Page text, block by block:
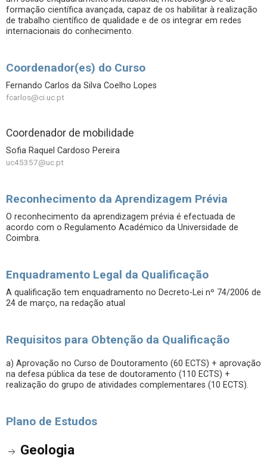
formação científica avançada, capaz de os habilitar à realização
de trabalho científico de qualidade e de os integrar em redes
internacionais do conhecimento.
Coordenador(es) do Curso
Fernando Carlos da Silva Coelho Lopes
fcarlos@ci.uc.pt
Coordenador de mobilidade
Sofia Raquel Cardoso Pereira
uc45357@uc.pt
Reconhecimento da Aprendizagem Prévia
O reconhecimento da aprendizagem prévia é efectuada de
acordo com o Regulamento Académico da Universidade de
Coimbra.
Enquadramento Legal da Qualificação
A qualificação tem enquadramento no Decreto-Lei nº 74/2006 de
24 de março, na redação atual
Requisitos para Obtenção da Qualificação
a) Aprovação no Curso de Doutoramento (60 ECTS) + aprovação
na defesa pública da tese de doutoramento (110 ECTS) +
realização do grupo de atividades complementares (10 ECTS).
Plano de Estudos
Geologia